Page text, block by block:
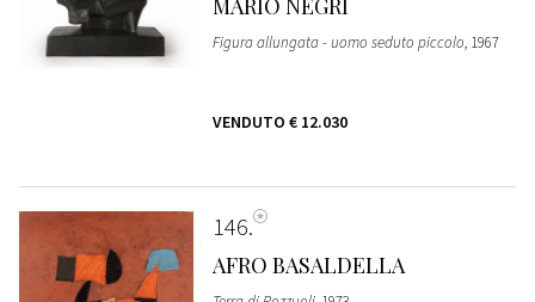
Figura allungata - uomo seduto piccolo, 1967
VENDUTO € 12.030
146
AFRO BASALDELLA